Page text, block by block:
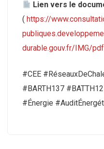
Lien vers le
( https://
durable.gouv.fr/IMG/
#CEE
#BARTH137
#Énergie